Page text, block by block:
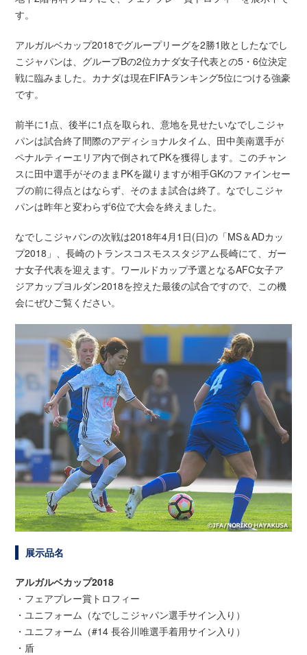
す。
アルガルベカップ2018でグループリーグを2勝1敗としたなでし
こジャパンは、グループBの2位カナダ女子代表との5・6位決定
戦に臨みました。カナダは現在FIFAランキング5位につける強豪
です。
前半に1点、後半に1点を取られ、意地を見せたいなでしこジャ
パンは試合終了間際のアディショナルタイム、田中美南選手が
ペナルティーエリア内で倒されてPKを獲得します。このチャン
スに田中選手がそのままPKを蹴りますが相手GKのファインセー
ブの前に得点とはならず、そのまま試合は終了。なでしこジャ
パンは昨年と変わらず6位で大会を終えました。
なでしこジャパンの次戦は2018年4月1日(日)の「MS＆ADカッ
プ2018」、長崎のトランスコスモススタジアム長崎にて、ガー
ナ女子代表を迎えます。ワールドカップ予選となるAFC女子ア
ジアカップヨルダン2018を控えた最後の試合ですので、この機
会にぜひご覧ください。
展示品名
アルガルベカップ2018
・フェアプレー賞トロフィー
・ユニフォーム（なでしこジャパン選手サイン入り）
・ユニフォーム（#14 長谷川唯選手着用サイン入り）
・盾